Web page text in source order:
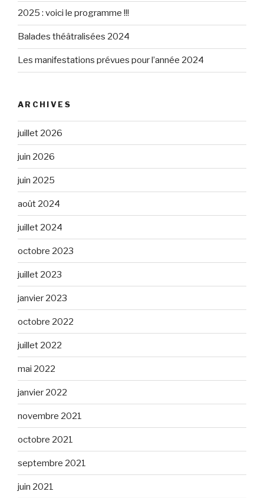
2025 : voici le programme !!!
Balades théâtralisées 2024
Les manifestations prévues pour l’année 2024
ARCHIVES
juillet 2026
juin 2026
juin 2025
août 2024
juillet 2024
octobre 2023
juillet 2023
janvier 2023
octobre 2022
juillet 2022
mai 2022
janvier 2022
novembre 2021
octobre 2021
septembre 2021
juin 2021